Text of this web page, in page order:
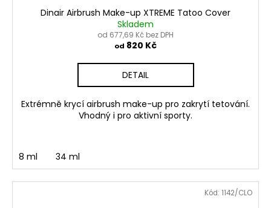
Dinair Airbrush Make-up XTREME Tatoo Cover
Skladem
od 677,69 Kč bez DPH
od 820 Kč
DETAIL
Extrémně krycí airbrush make-up pro zakrytí tetování.
Vhodný i pro aktivní sporty.
8 ml 34 ml
Kód: 1142/CLO